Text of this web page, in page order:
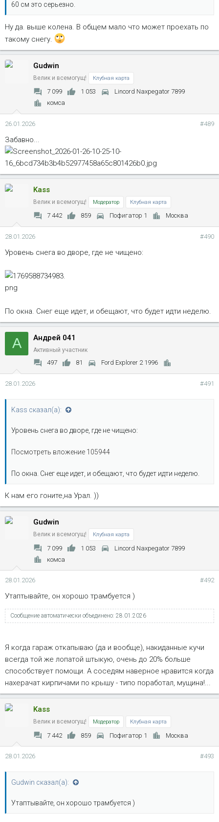
60 см это серьезно.
Ну да. выше колена. В общем мало что может проехать по
такому снегу.
Gudwin
Велик и всемогущ! Клубная карта
7 099 1 053
Lincord Naxpegator 7899
комса
26.01.2026 #489
Забавно...
Kass
Велик и всемогущ! Модератор Клубная карта
7 442 859 Пофигатор 1 Москва
28.01.2026 #490
Уровень снега во дворе, где не чищено:
По окна. Снег еще идет, и обещают, что будет идти неделю.
А Андрей 041
Активный участник
497 81 Ford Explorer 2 1996
28.01.2026 #491
Kass сказал(а):
Уровень снега во дворе, где не чищено:
Посмотреть вложение 105944
По окна. Снег еще идет, и обещают, что будет идти неделю.
К нам его гоните,на Урал. ))
Gudwin
Велик и всемогущ! Клубная карта
7 099 1 053
Lincord Naxpegator 7899
комса
28.01.2026 #492
Утаптывайте, он хорошо трамбуется )
Сообщение автоматически объединено: 28.01.2026
Я когда гараж откапываю (да и вообще), накиданные кучи
всегда той же лопатой штыкую, очень до 20% больше
способствует помощи. А соседям наверное нравится когда
нахерачат кирпичами по крышу - типо поработал, мущина!...
Kass
Велик и всемогущ! Модератор Клубная карта
7 442 859 Пофигатор 1 Москва
28.01.2026 #493
Gudwin сказал(а):
Утаптывайте, он хорошо трамбуется )